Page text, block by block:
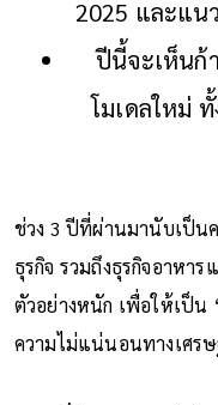
2025 และแน
ปีนี้จะเห็นก้
โมเดลใหม่
ช่วง 3 ปีที่ผ่านมานับเป็น
ธุรกิจ รวมถึงธุรกิจอาหา
ตัวอย่างหนัก เพื่อให้เป็น
ความไม่แน่นอนทางเศรษ